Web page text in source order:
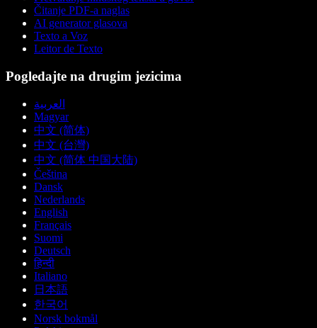
Čitanje PDF-a naglas
AI generator glasova
Texto a Voz
Leitor de Texto
Pogledajte na drugim jezicima
العربية
Magyar
中文 (简体)
中文 (台灣)
中文 (简体 中国大陆)
Čeština
Dansk
Nederlands
English
Français
Suomi
Deutsch
हिन्दी
Italiano
日本語
한국어
Norsk bokmål